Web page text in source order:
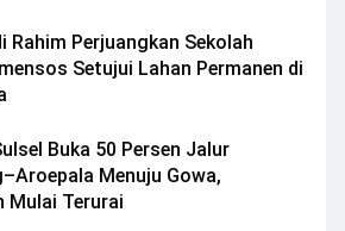
Rahim Perjuangkan Sekolah
Setujui Lahan Permanen di
Buka 50 Persen Jalur
Menuju Gowa,
Mulai Terurai